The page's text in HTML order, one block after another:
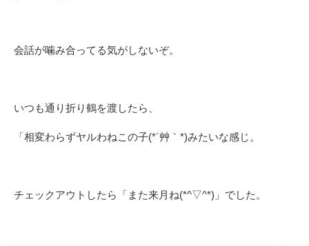
会話が噛み合ってる気がしないぞ。
いつも通り折り鶴を渡したら、
「相変わらずヤルわねこの子(*´艸｀*)みたいな感じ。
チェックアウトしたら「また来月ね(*^▽^*)」でした。